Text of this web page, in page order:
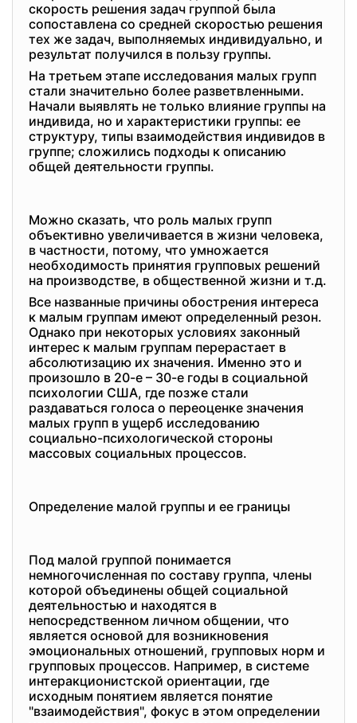
скорость решения задач группой была
сопоставлена со средней скоростью решения
тех же задач, выполняемых индивидуально, и
результат получился в пользу группы.
На третьем этапе исследования малых групп
стали значительно более разветвленными.
Начали выявлять не только влияние группы на
индивида, но и характеристики группы: ее
структуру, типы взаимодействия индивидов в
группе; сложились подходы к описанию
общей деятельности группы.
Можно сказать, что роль малых групп
объективно увеличивается в жизни человека,
в частности, потому, что умножается
необходимость принятия групповых решений
на производстве, в общественной жизни и т.д.
Все названные причины обострения интереса
к малым группам имеют определенный резон.
Однако при некоторых условиях законный
интерес к малым группам перерастает в
абсолютизацию их значения. Именно это и
произошло в 20-е – 30-е годы в социальной
психологии США, где позже стали
раздаваться голоса о переоценке значения
малых групп в ущерб исследованию
социально-психологической стороны
массовых социальных процессов.
Определение малой группы и ее границы
Под малой группой понимается
немногочисленная по составу группа, члены
которой объединены общей социальной
деятельностью и находятся в
непосредственном личном общении, что
является основой для возникновения
эмоциональных отношений, групповых норм и
групповых процессов. Например, в системе
интеракционистской ориентации, где
исходным понятием является понятие
"взаимодействия", фокус в этом определении